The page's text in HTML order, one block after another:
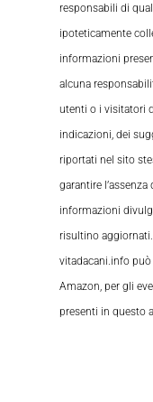
responsabili di
ipoteticamente
informazioni
alcuna
utenti o i visitatori
indicazioni, dei
riportati nel sito
garantire
informazioni
risultino
vitadacani.info
Amazon, per gli
presenti in questo